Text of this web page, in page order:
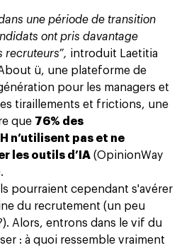
une période de transition
ont pris davantage
recruteurs”, introduit Laetitia
ü, une plateforme de
pour les managers et
tiraillements et frictions, une
que 76% des
n’utilisent pas et ne
les outils d’IA (OpinionWay
pourraient cependant s'avérer
du recrutement (un peu
Alors, entrons dans le vif du
: à quoi ressemble vraiment